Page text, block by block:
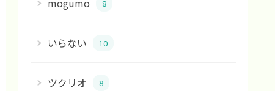
mogumo 8
いらない 10
ツクリオ 8